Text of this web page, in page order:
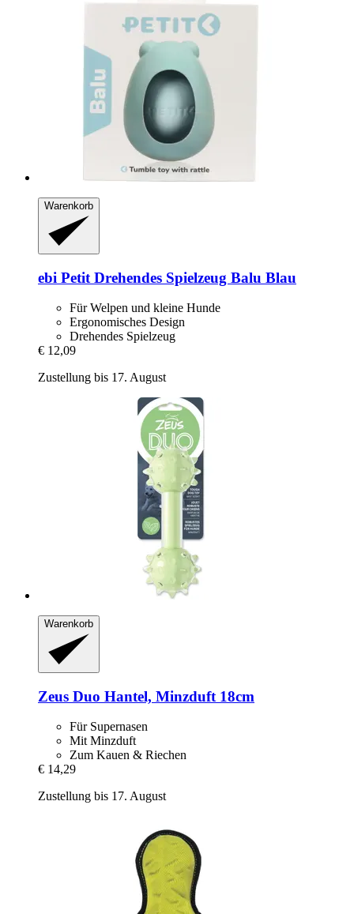
Warenkorb
ebi Petit Drehendes Spielzeug Balu Blau
Für Welpen und kleine Hunde
Ergonomisches Design
Drehendes Spielzeug
€ 12,09
Zustellung bis 17. August
Warenkorb
Zeus Duo Hantel, Minzduft 18cm
Für Supernasen
Mit Minzduft
Zum Kauen & Riechen
€ 14,29
Zustellung bis 17. August